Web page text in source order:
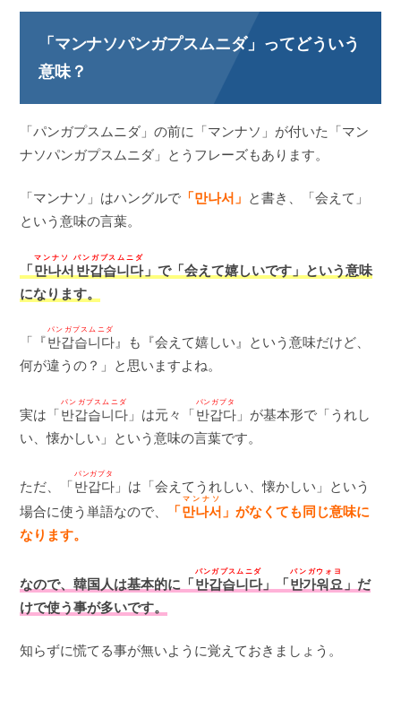
「マンナソパンガプスムニダ」ってどういう
意味？
「パンガプスムニダ」の前に「マンナソ」が付いた「マン
ナソパンガプスムニダ」とうフレーズもあります。
「マンナソ」はハングルで 「만나서」 と書き、「会えて」
という意味の言葉。
「만나서 반갑습니다
マンナソ パンガプスムニダ
」で「会えて嬉しいです」という意味
になります。
「『반갑습니다
パンガプスムニダ
』も『会えて嬉しい』という意味だけど、
何が違うの？」と思いますよね。
実は「반갑습니다
パンガプスムニダ
」は元々「반갑다
パンガプタ
」が基本形で「うれし
い、懐かしい」という意味の言葉です。
ただ、「반갑다
パンガプタ
」は「会えてうれしい、懐かしい」という
場合に使う単語なので、
「만나서
マンナソ
」がなくても同じ意味に
なります。
なので、韓国人は基本的に「반갑습니다
パンガプスムニダ
」「반가워요
パンガウォヨ
」だ
けで使う事が多いです。
知らずに慌てる事が無いように覚えておきましょう。